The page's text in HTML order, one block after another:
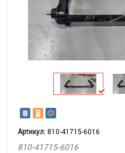
Артикул: 810-41715-6016
810-41715-6016